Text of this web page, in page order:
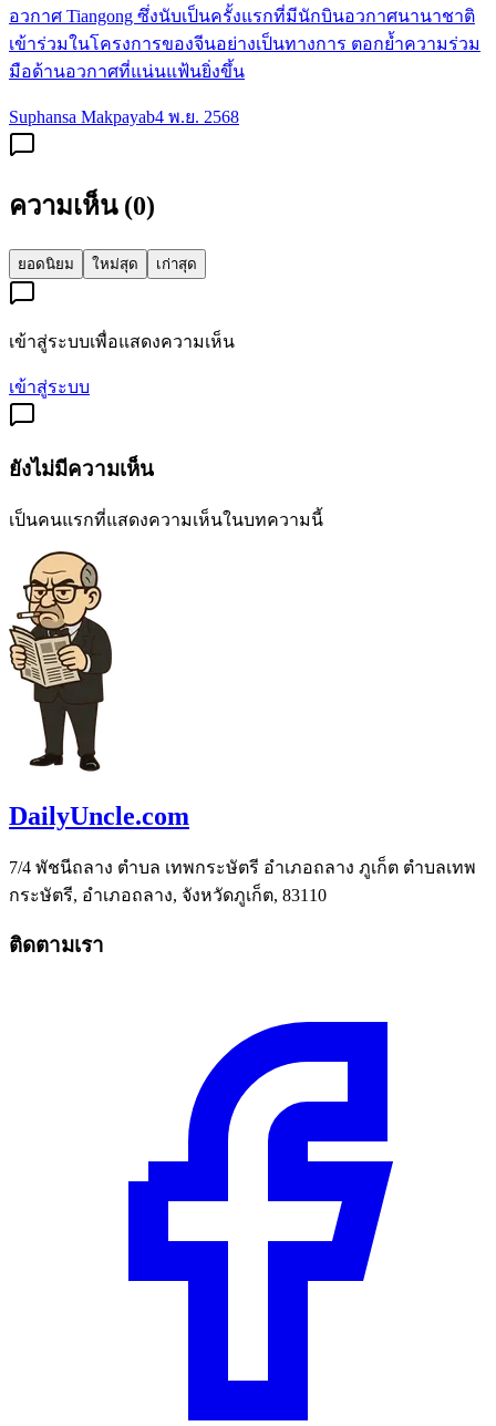
อวกาศ Tiangong ซึ่งนับเป็นครั้งแรกที่มีนักบินอวกาศนานาชาติ
เข้าร่วมในโครงการของจีนอย่างเป็นทางการ ตอกย้ำความร่วม
มือด้านอวกาศที่แน่นแฟ้นยิ่งขึ้น
Suphansa Makpayab4 พ.ย. 2568
ความเห็น (0)
ยอดนิยม ใหม่สุด เก่าสุด
เข้าสู่ระบบเพื่อแสดงความเห็น
เข้าสู่ระบบ
ยังไม่มีความเห็น
เป็นคนแรกที่แสดงความเห็นในบทความนี้
DailyUncle.com
7/4 พัชนีถลาง ตำบล เทพกระษัตรี อำเภอถลาง ภูเก็ต ตำบลเทพ
กระษัตรี, อำเภอถลาง, จังหวัดภูเก็ต, 83110
ติดตามเรา